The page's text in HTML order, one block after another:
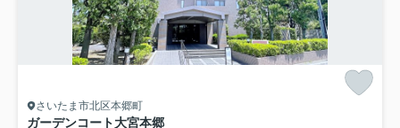
さいたま市北区本郷町
ガーデンコート大宮本郷